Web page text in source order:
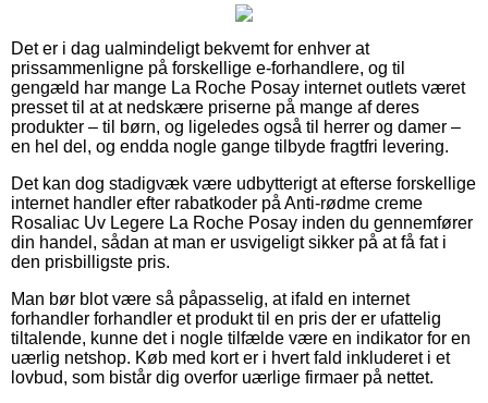
Det er i dag ualmindeligt bekvemt for enhver at
prissammenligne på forskellige e-forhandlere, og til
gengæld har mange La Roche Posay internet outlets været
presset til at at nedskære priserne på mange af deres
produkter – til børn, og ligeledes også til herrer og damer –
en hel del, og endda nogle gange tilbyde fragtfri levering.
Det kan dog stadigvæk være udbytterigt at efterse forskellige
internet handler efter rabatkoder på Anti-rødme creme
Rosaliac Uv Legere La Roche Posay inden du gennemfører
din handel, sådan at man er usvigeligt sikker på at få fat i
den prisbilligste pris.
Man bør blot være så påpasselig, at ifald en internet
forhandler forhandler et produkt til en pris der er ufattelig
tiltalende, kunne det i nogle tilfælde være en indikator for en
uærlig netshop. Køb med kort er i hvert fald inkluderet i et
lovbud, som bistår dig overfor uærlige firmaer på nettet.